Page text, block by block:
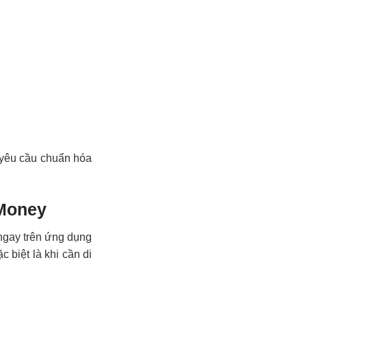
cầu chuẩn hóa
trên ứng dụng
biệt là khi cần di